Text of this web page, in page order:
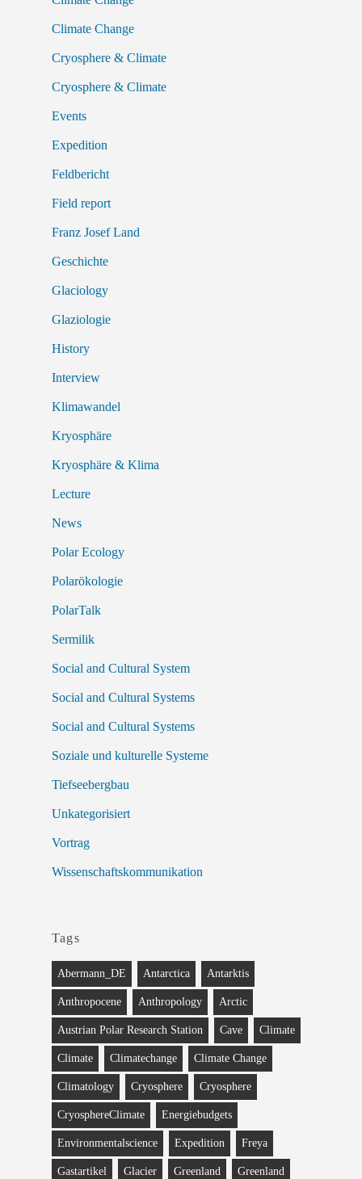
Climate Change
Cryosphere & Climate
Cryosphere & Climate
Events
Expedition
Feldbericht
Field report
Franz Josef Land
Geschichte
Glaciology
Glaziologie
History
Interview
Klimawandel
Kryosphäre
Kryosphäre & Klima
Lecture
News
Polar Ecology
Polarökologie
PolarTalk
Sermilik
Social and Cultural System
Social and Cultural Systems
Social and Cultural Systems
Soziale und kulturelle Systeme
Tiefseebergbau
Unkategorisiert
Vortrag
Wissenschaftskommunikation
Tags
Abermann_DE Antarctica Antarktis
Anthropocene Anthropology Arctic
Austrian Polar Research Station Cave Climate
Climate Climatechange Climate Change
Climatology Cryosphere Cryosphere
CryosphereClimate Energiebudgets
Environmentalscience Expedition Freya
Gastartikel Glacier Greenland Greenland